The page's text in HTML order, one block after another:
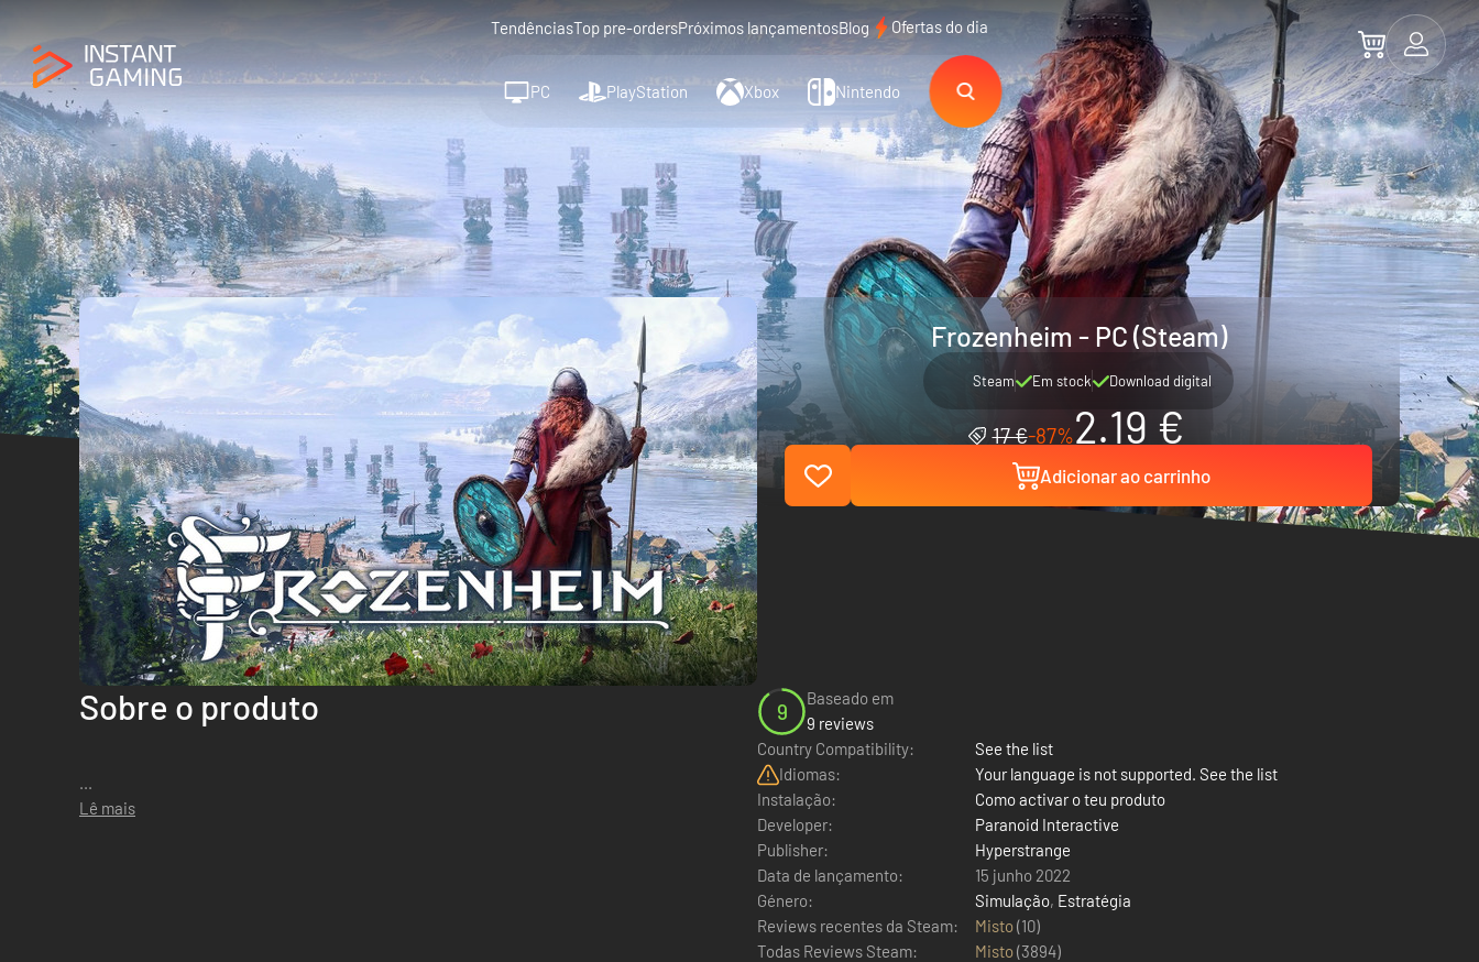
TendênciasTop pre-ordersPróximos lançamentosBlog Ofertas do dia
PC PlayStation Xbox Nintendo
Frozenheim - PC (Steam)
Steam Em stock Download digital
17 €-87%2.19 €
Adicionar ao carrinho
Sobre o produto
...
Lê mais
9
Baseado em
9 reviews
Country Compatibility:
See the list
Idiomas:
Your language is not supported. See the list
Instalação:
Como activar o teu produto
Developer:
Paranoid Interactive
Publisher:
Hyperstrange
Data de lançamento:
15 junho 2022
Género:
Simulação, Estratégia
Reviews recentes da Steam:
Misto(10)
Todas Reviews Steam:
Misto(3894)